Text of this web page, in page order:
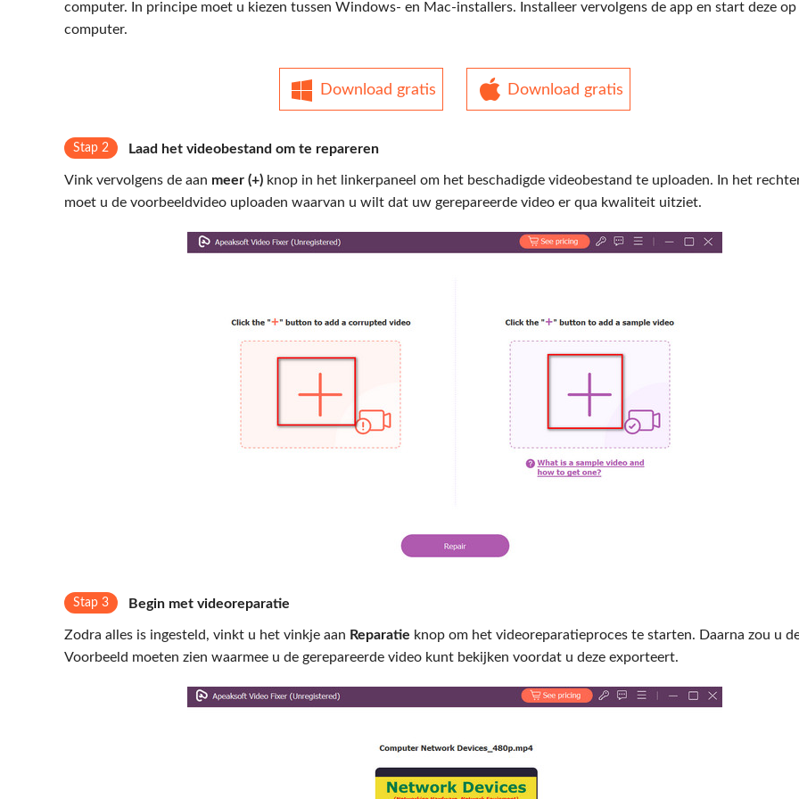
computer. In principe moet u kiezen tussen Windows- en Mac-installers. Installeer vervolgens de app en start deze
computer.
Download gratis Download gratis
Stap 2 Laad het videobestand om te repareren
Vink vervolgens de aan meer (+) knop in het linkerpaneel om het beschadigde videobestand te uploaden. In het
moet u de voorbeeldvideo uploaden waarvan u wilt dat uw gerepareerde video er qua kwaliteit uitziet.
Stap 3 Begin met videoreparatie
Zodra alles is ingesteld, vinkt u het vinkje aan Reparatie knop om het videoreparatieproces te starten. Daarna zou u
Voorbeeld moeten zien waarmee u de gerepareerde video kunt bekijken voordat u deze exporteert.